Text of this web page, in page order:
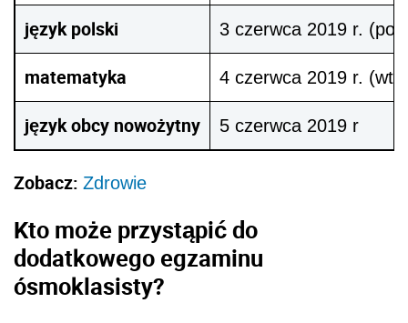
język polski
3 czerwca 2019 r.
matematyka 4 czerwca 2019 r.
język obcy nowożytny 5 czerwca 2019 r
Zobacz: Zdrowie
Kto może przystąpić do
dodatkowego egzaminu
ósmoklasisty?